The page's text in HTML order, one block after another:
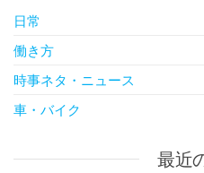
日常
働き方
時事ネタ・ニュース
車・バイク
最近